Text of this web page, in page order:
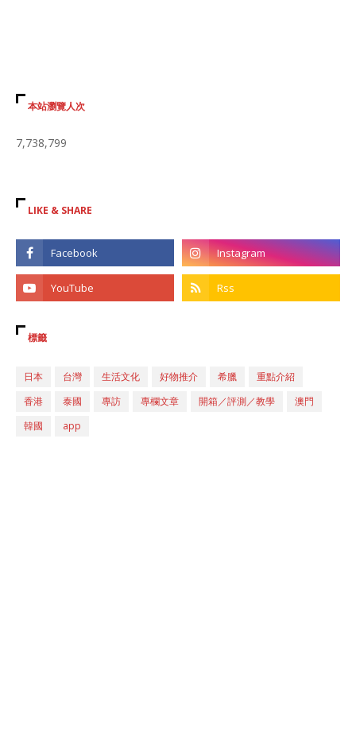
本站瀏覽人次
7,738,799
LIKE & SHARE
標籤
日本 台灣 生活文化 好物推介 希臘
重點介紹
香港
泰國 專訪 專欄文章 開箱／評測／教學
澳門
韓國
app